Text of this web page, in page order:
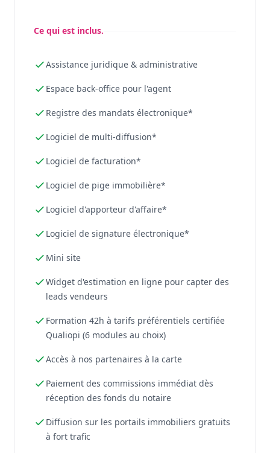
Ce qui est inclus.
Assistance juridique & administrative
Espace back-office pour l'agent
Registre des mandats électronique*
Logiciel de multi-diffusion*
Logiciel de facturation*
Logiciel de pige immobilière*
Logiciel d'apporteur d'affaire*
Logiciel de signature électronique*
Mini site
Widget d'estimation en ligne pour capter des
leads vendeurs
Formation 42h à tarifs préférentiels certifiée
Qualiopi (6 modules au choix)
Accès à nos partenaires à la carte
Paiement des commissions immédiat dès
réception des fonds du notaire
Diffusion sur les portails immobiliers gratuits
à fort trafic